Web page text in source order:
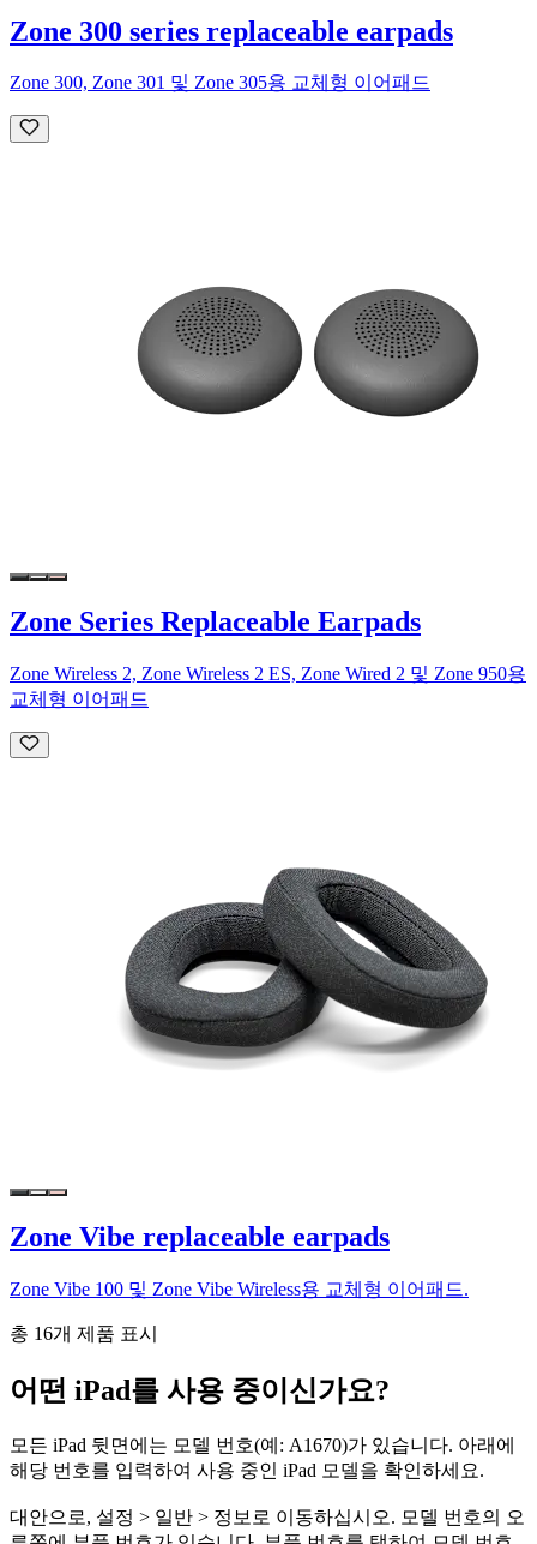
Zone 300 series replaceable earpads
Zone 300, Zone 301 및 Zone 305용 교체형 이어패드
Zone Series Replaceable Earpads
Zone Wireless 2, Zone Wireless 2 ES, Zone Wired 2 및 Zone 950용
교체형 이어패드
Zone Vibe replaceable earpads
Zone Vibe 100 및 Zone Vibe Wireless용 교체형 이어패드.
총 16개 제품 표시
어떤 iPad를 사용 중이신가요?
모든 iPad 뒷면에는 모델 번호(예: A1670)가 있습니다. 아래에
해당 번호를 입력하여 사용 중인 iPad 모델을 확인하세요.
대안으로, 설정 > 일반 > 정보로 이동하십시오. 모델 번호의 오